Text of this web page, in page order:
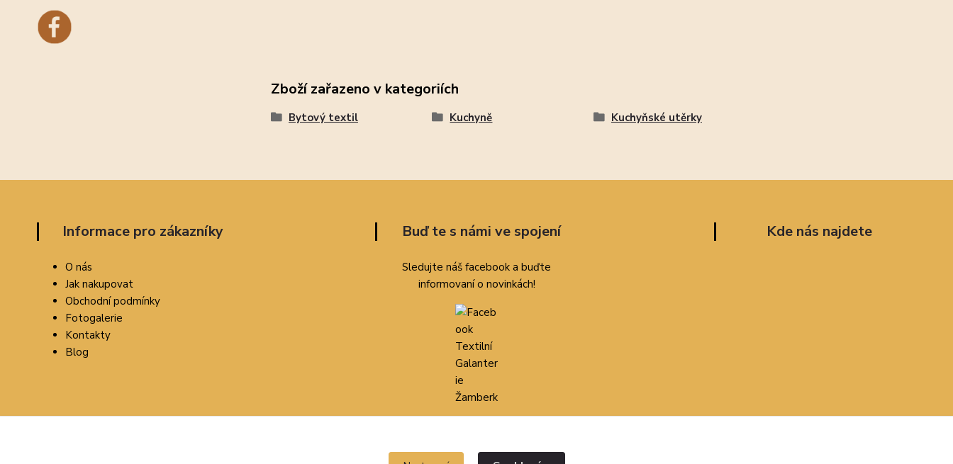
Zboží zařazeno v kategoriích
Bytový textil Kuchyně Kuchyňské utěrky
Informace pro zákazníky
O nás
Jak nakupovat
Obchodní podmínky
Fotogalerie
Kontakty
Blog
Buď te s námi ve spojení
Sledujte náš facebook a buďte
informovaní o novinkách!
Kde nás najdete